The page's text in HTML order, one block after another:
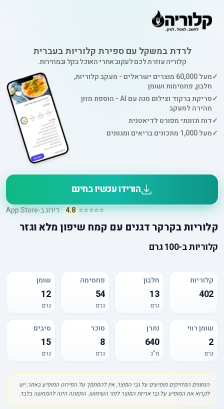
לרדת במשקל עם ספירת קלוריות בעברית
קלוריה עוזרת לכם לעקוב אחרי האוכל בקל ובמהירות.
✓
מעל 60,000 מוצרים ישראלים - מעקב קלוריות,
חלבון, פחמימות ושומן
✓
סריקת ברקוד וצילום מנה עם AI - הוספת מזון
מהירה למעקב
✓דוח תזונתי מפורט לדיאטנית
✓מעל 1,000 מתכונים בריאים ומגוונים
הורידו עכשיו בחינם
⭐⭐⭐⭐⭐
4.8 · דירוג ב-App Store
קלוריותבקרקר דגנים עם קמח שיפון מלא וגזר
קלוריותב-100 גרם
קלוריות
402
חלבון
13
גרם
פחמימה
54
גרם
שומן
12
גרם
שומן רווי
2
גרם
נתרן
640
מ"ג
סוכר
8
גרם
סיבים
15
גרם
הנתונים המדויקים מופיעים על גבי המוצר, אין להסתמך על הפירוט המופיע באתר, יש
לקרוא את המופיע על גבי אריזת המוצר לפני השימוש. התמונה הינה להמחשה בלבד.